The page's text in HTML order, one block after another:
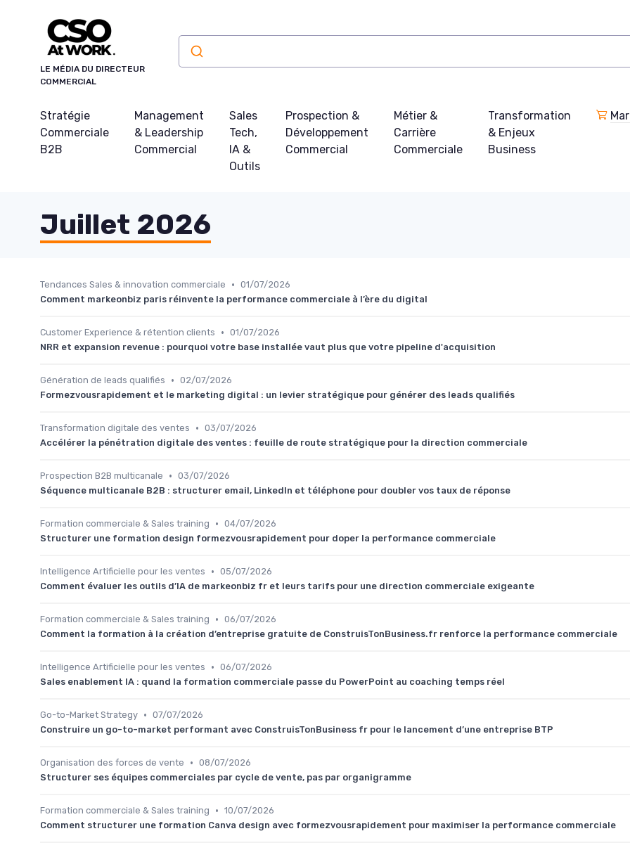
LE MÉDIA DU DIRECTEUR
COMMERCIAL
Stratégie
Commerciale
B2B
Management
& Leadership
Commercial
Sales
Tech,
IA &
Outils
Prospection &
Développement
Commercial
Métier &
Carrière
Commerciale
Transformation
& Enjeux
Business
Juillet 2026
Tendances Sales & innovation commerciale • 01/07/2026
Comment markeonbiz paris réinvente la performance commerciale à l’ère du digital
Customer Experience & rétention clients • 01/07/2026
NRR et expansion revenue : pourquoi votre base installée vaut plus que votre pipeline d'acquisition
Génération de leads qualifiés • 02/07/2026
Formezvousrapidement et le marketing digital : un levier stratégique pour générer des leads qualifiés
Transformation digitale des ventes • 03/07/2026
Accélérer la pénétration digitale des ventes : feuille de route stratégique pour la direction commerciale
Prospection B2B multicanale • 03/07/2026
Séquence multicanale B2B : structurer email, LinkedIn et téléphone pour doubler vos taux de réponse
Formation commerciale & Sales training • 04/07/2026
Structurer une formation design formezvousrapidement pour doper la performance commerciale
Intelligence Artificielle pour les ventes • 05/07/2026
Comment évaluer les outils d’IA de markeonbiz fr et leurs tarifs pour une direction commerciale exigeante
Formation commerciale & Sales training • 06/07/2026
Comment la formation à la création d’entreprise gratuite de ConstruisTonBusiness.fr renforce la performance commerciale
Intelligence Artificielle pour les ventes • 06/07/2026
Sales enablement IA : quand la formation commerciale passe du PowerPoint au coaching temps réel
Go-to-Market Strategy • 07/07/2026
Construire un go-to-market performant avec ConstruisTonBusiness fr pour le lancement d’une entreprise BTP
Organisation des forces de vente • 08/07/2026
Structurer ses équipes commerciales par cycle de vente, pas par organigramme
Formation commerciale & Sales training • 10/07/2026
Comment structurer une formation Canva design avec formezvousrapidement pour maximiser la performance commerciale